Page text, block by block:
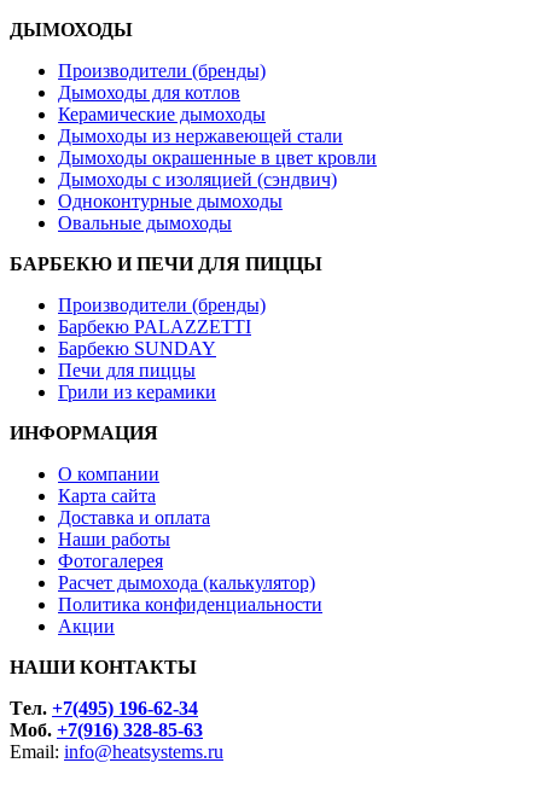
ДЫМОХОДЫ
Производители (бренды)
Дымоходы для котлов
Керамические дымоходы
Дымоходы из нержавеющей стали
Дымоходы окрашенные в цвет кровли
Дымоходы с изоляцией (сэндвич)
Одноконтурные дымоходы
Овальные дымоходы
БАРБЕКЮ И ПЕЧИ ДЛЯ ПИЦЦЫ
Производители (бренды)
Барбекю PALAZZETTI
Барбекю SUNDAY
Печи для пиццы
Грили из керамики
ИНФОРМАЦИЯ
О компании
Карта сайта
Доставка и оплата
Наши работы
Фотогалерея
Расчет дымохода (калькулятор)
Политика конфиденциальности
Акции
НАШИ КОНТАКТЫ
Tел. +7(495) 196-62-34
Моб. +7(916) 328-85-63
Email: info@heatsystems.ru